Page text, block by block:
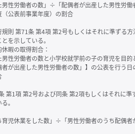
男性労働者の数」÷「配偶者が出産した男性労
公表前事業年度）の割合
則 第71条 第4項 第2号もしくはそれに準ずる
を示している。
暇の取得割合：
男性労働者の数と小学校就学前の子の育児を目
が出産した男性労働者の数」】の公表を行う
第1項 第2号および同条 第2項もしくはそれに
。
育児休業をした数」÷「男性労働者のうち配偶